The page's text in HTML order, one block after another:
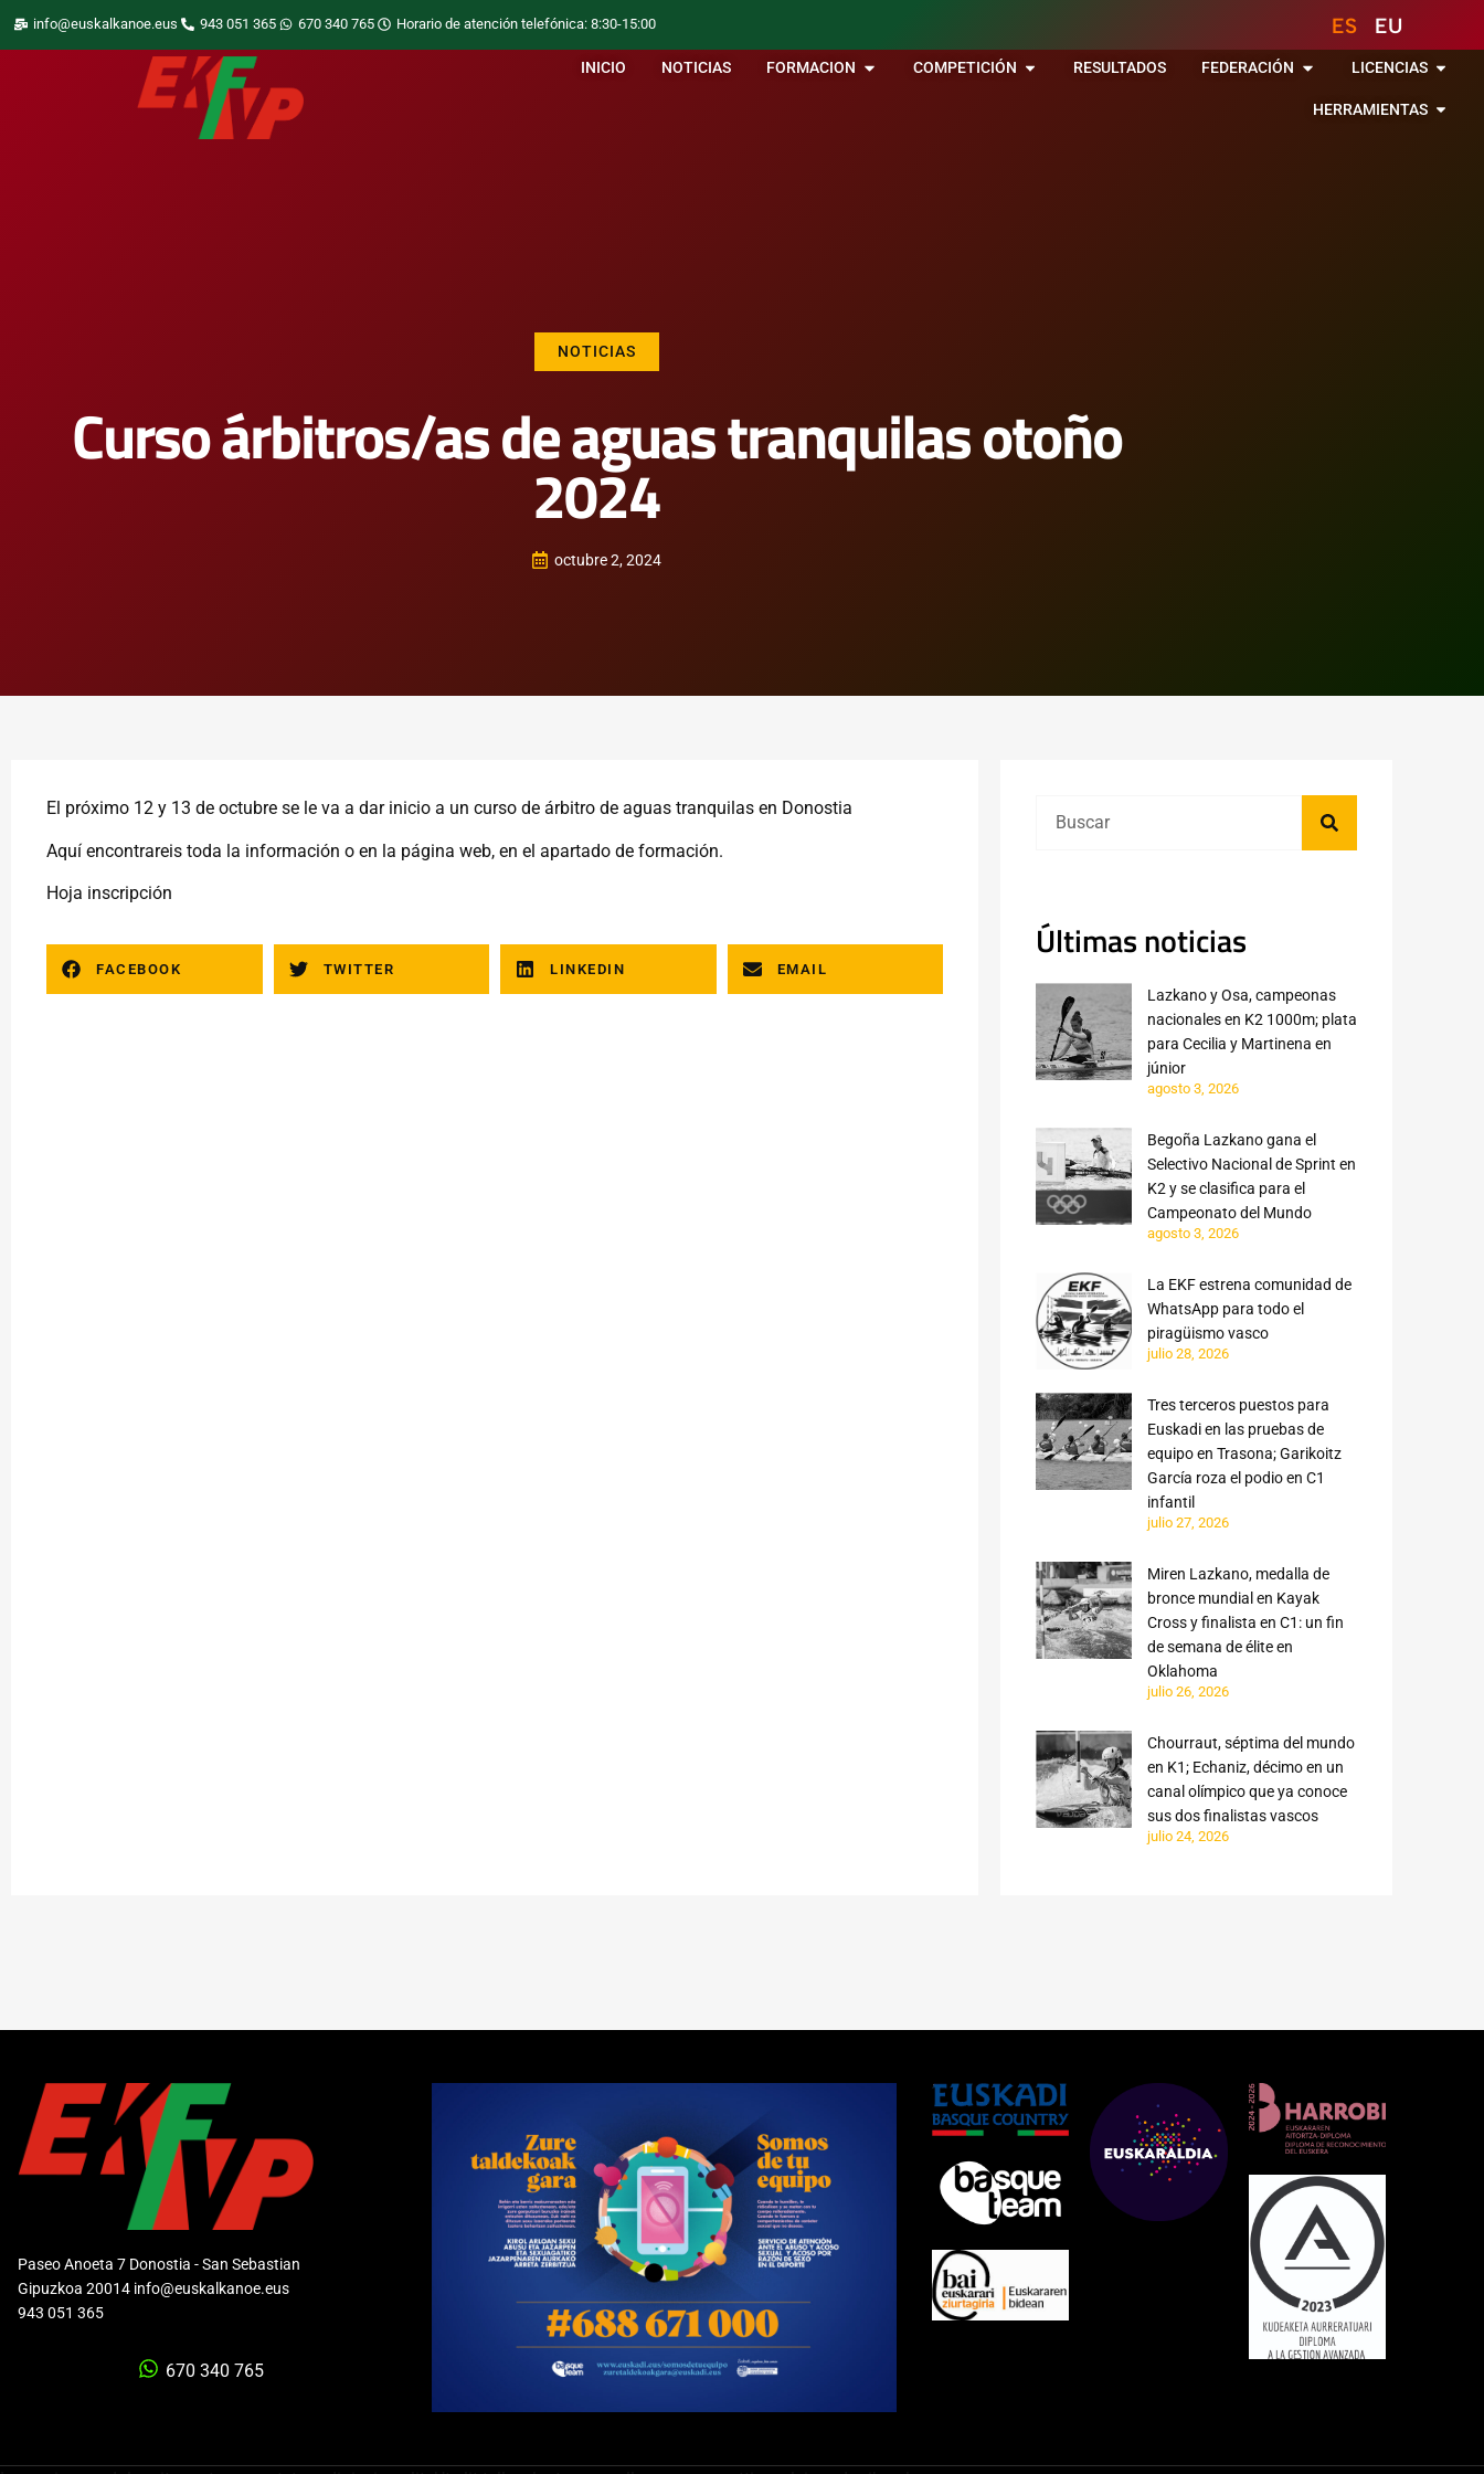
info@euskalkanoe.eus 943 051 365 670 340 765 Horario de atención telefónica: 8:30-15:00 ES EU
INICIO NOTICIAS FORMACION COMPETICIÓN RESULTADOS FEDERACIÓN LICENCIAS
HERRAMIENTAS
NOTICIAS
Curso árbitros/as de aguas tranquilas otoño
2024
octubre 2, 2024
El próximo 12 y 13 de octubre se le va a dar inicio a un curso de árbitro de aguas tranquilas en Donostia
Aquí encontrareis toda la información o en la página web, en el apartado de formación.
Hoja inscripción
FACEBOOK TWITTER LINKEDIN EMAIL
Últimas noticias
Lazkano y Osa, campeonas
nacionales en K2 1000m; plata
para Cecilia y Martinena en
júnior
agosto 3, 2026
Begoña Lazkano gana el
Selectivo Nacional de Sprint en
K2 y se clasifica para el
Campeonato del Mundo
agosto 3, 2026
La EKF estrena comunidad de
WhatsApp para todo el
piragüismo vasco
julio 28, 2026
Tres terceros puestos para
Euskadi en las pruebas de
equipo en Trasona; Garikoitz
García roza el podio en C1
infantil
julio 27, 2026
Miren Lazkano, medalla de
bronce mundial en Kayak
Cross y finalista en C1: un fin
de semana de élite en
Oklahoma
julio 26, 2026
Chourraut, séptima del mundo
en K1; Echaniz, décimo en un
canal olímpico que ya conoce
sus dos finalistas vascos
julio 24, 2026
Paseo Anoeta 7 Donostia - San Sebastian
Gipuzkoa 20014 info@euskalkanoe.eus
943 051 365
670 340 765